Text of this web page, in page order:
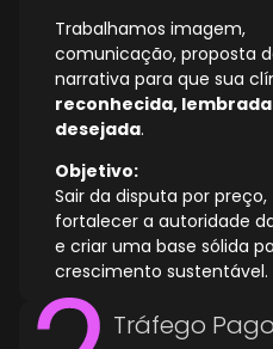
Trabalhamos imagem,
comunicação, proposta
narrativa para que sua
reconhecida, lembrada
desejada.
Objetivo:
Sair da disputa por preço,
fortalecer a autoridade
e criar uma base sólida
crescimento sustentável.
Tráfego Pago